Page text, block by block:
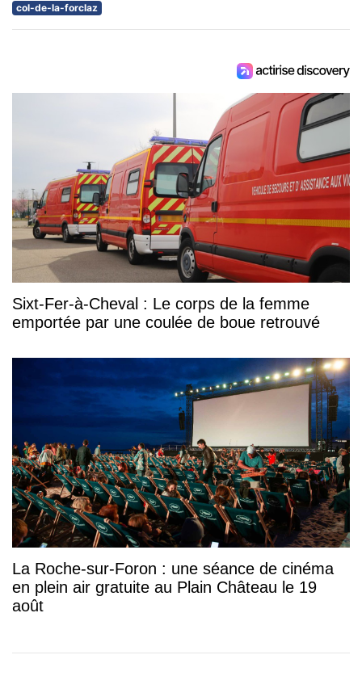
col-de-la-forclaz
Sixt-Fer-à-Cheval : Le corps de la femme
emportée par une coulée de boue retrouvé
La Roche-sur-Foron : une séance de cinéma
en plein air gratuite au Plain Château le 19
août